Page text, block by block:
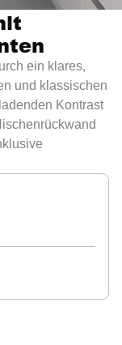
ein klares,
und klassischen
Kontrast